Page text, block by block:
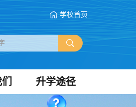
学校首页
升学途径